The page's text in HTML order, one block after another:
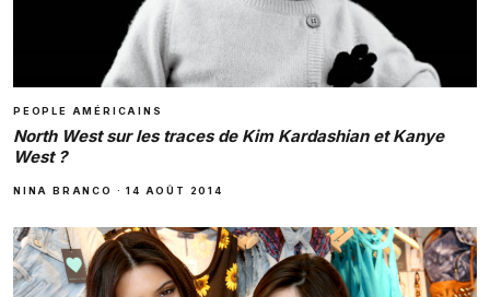
PEOPLE AMÉRICAINS
North West sur les traces de Kim Kardashian et Kanye
West ?
NINA BRANCO ·14 AOÛT 2014